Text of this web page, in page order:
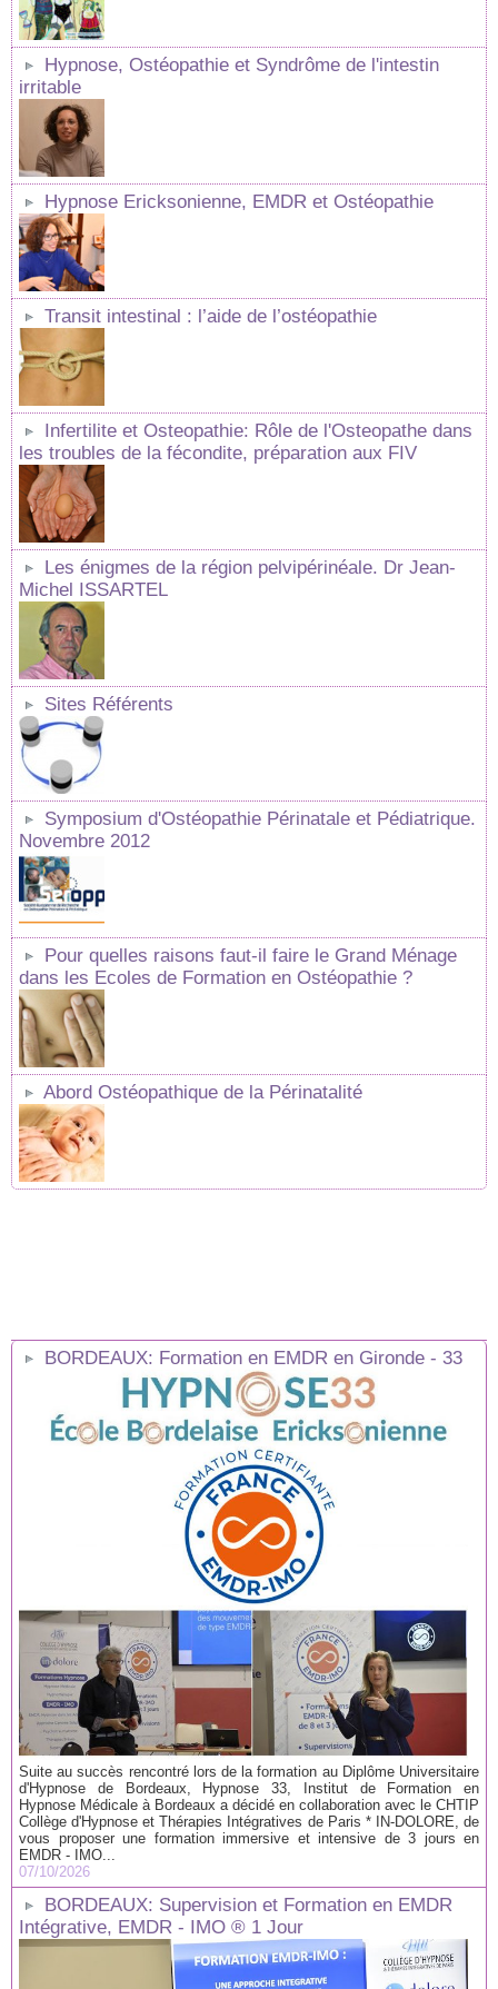
Hypnose, Ostéopathie et Syndrôme de l'intestin
irritable
Hypnose Ericksonienne, EMDR et Ostéopathie
Transit intestinal : l’aide de l’ostéopathie
Infertilite et Osteopathie: Rôle de l'Osteopathe dans
les troubles de la fécondite, préparation aux FIV
Les énigmes de la région pelvipérinéale. Dr Jean-
Michel ISSARTEL
Sites Référents
Symposium d'Ostéopathie Périnatale et Pédiatrique.
Novembre 2012
Pour quelles raisons faut-il faire le Grand Ménage
dans les Ecoles de Formation en Ostéopathie ?
Abord Ostéopathique de la Périnatalité
BORDEAUX: Formation en EMDR en Gironde - 33
Suite au succès rencontré lors de la formation au Diplôme Universitaire
d'Hypnose de Bordeaux, Hypnose 33, Institut de Formation en
Hypnose Médicale à Bordeaux a décidé en collaboration avec le CHTIP
Collège d'Hypnose et Thérapies Intégratives de Paris * IN-DOLORE, de
vous proposer une formation immersive et intensive de 3 jours en
EMDR - IMO...
07/10/2026
BORDEAUX: Supervision et Formation en EMDR
Intégrative, EMDR - IMO ® 1 Jour